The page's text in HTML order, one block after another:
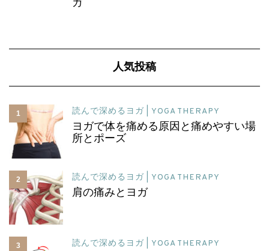
人気投稿
1 読んで深めるヨガ | YOGA THERAPY
ヨガで体を痛める原因と痛めやすい場
所とポーズ
2 読んで深めるヨガ | YOGA THERAPY
肩の痛みとヨガ
3 読んで深めるヨガ | YOGA THERAPY